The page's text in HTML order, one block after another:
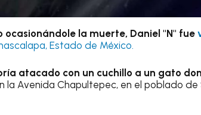
la muerte, Daniel "N" fue
Estado de México.
atacado con un cuchillo a un gato
la Avenida Chapultepec, en el poblado